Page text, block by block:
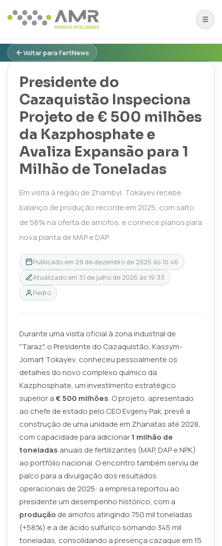
Voltar para FertNews
Presidente do
Cazaquistão Inspeciona
Projeto de € 500 milhões
da Kazphosphate e
Avaliza Expansão para 1
Milhão de Toneladas
Em visita à região de Zhambyl, Tokayev recebe
balanço de produção recorde em 2025, com salto
de 58% na oferta de amofos, e conhece planos para
nova planta de MAP e DAP
Publicado em 29 de dezembro de 2025 às 10:46
Atualizado em 31 de julho de 2026 às 19:33
Pedro
Durante uma visita oficial à zona industrial de
"Taraz", o Presidente do Cazaquistão, Kassym-
Jomart Tokayev, conheceu pessoalmente os
detalhes do novo complexo químico da
Kazphosphate, um investimento estratégico
superior a€ 500 milhões. O projeto, apresentado
ao chefe de estado pelo CEO Evgeny Pak, prevê a
construção de uma unidade em Zhanatas até 2028,
com capacidade para adicionar1 milhão de
toneladas anuais de fertilizantes (MAP, DAP e NPK)
ao portfólio nacional. O encontro também serviu de
palco para a divulgação dos resultados
operacionais de 2025: a empresa reportou ao
presidente um desempenho histórico, com a
produção de amofos atingindo 750 mil toneladas
(+58%) e a de ácido sulfúrico somando 345 mil
toneladas, consolidando a presença cazaque em 15